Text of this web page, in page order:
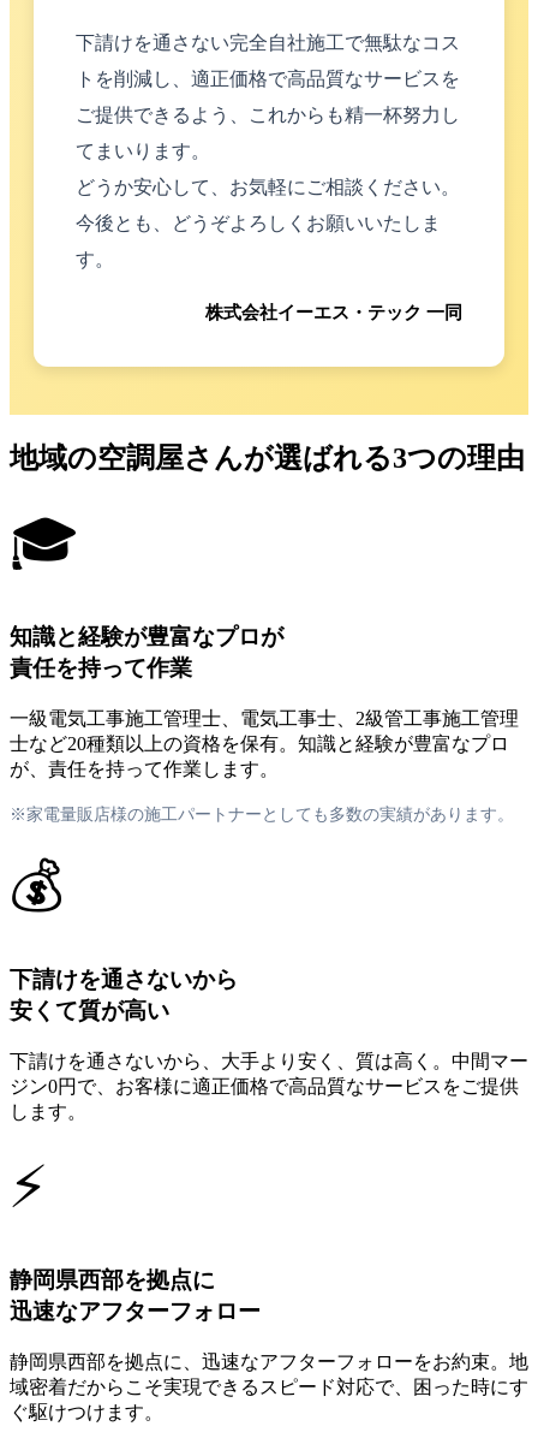
下請けを通さない完全自社施工で無駄なコス
トを削減し、適正価格で高品質なサービスを
ご提供できるよう、これからも精一杯努力し
てまいります。
どうか安心して、お気軽にご相談ください。
今後とも、どうぞよろしくお願いいたしま
す。
株式会社イーエス・テック 一同
地域の空調屋さんが選ばれる3つの理由
🎓
知識と経験が豊富なプロが
責任を持って作業
一級電気工事施工管理士、電気工事士、2級管工事施工管理
士など20種類以上の資格を保有。知識と経験が豊富なプロ
が、責任を持って作業します。
※家電量販店様の施工パートナーとしても多数の実績があります。
💰
下請けを通さないから
安くて質が高い
下請けを通さないから、大手より安く、質は高く。中間マー
ジン0円で、お客様に適正価格で高品質なサービスをご提供
します。
⚡
静岡県西部を拠点に
迅速なアフターフォロー
静岡県西部を拠点に、迅速なアフターフォローをお約束。地
域密着だからこそ実現できるスピード対応で、困った時にす
ぐ駆けつけます。